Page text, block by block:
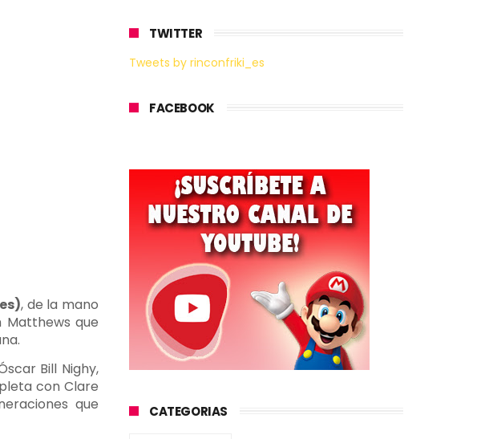
, de la mano
Matthews que
Bill Nighy,
con Clare
que
TWITTER
Tweets by rinconfriki_es
FACEBOOK
CATEGORIAS